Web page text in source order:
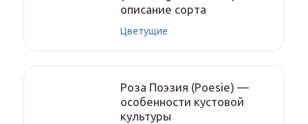
описание сорта
Цветущие
Роза Поэзия (Poesie) —
особенности кустовой
культуры